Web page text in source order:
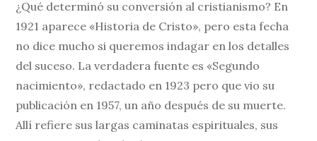
¿Qué determinó su conversión al cristianismo? En
1921 aparece «Historia de Cristo», pero esta fecha
no dice mucho si queremos indagar en los detalles
del suceso. La verdadera fuente es «Segundo
nacimiento», redactado en 1923 pero que vio su
publicación en 1957, un año después de su muerte.
Allí refiere sus largas caminatas espirituales, sus